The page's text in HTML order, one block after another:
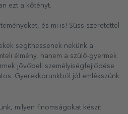
ezt a kötényt.
és mi is! Süss szeretettel
segíthessenek nekünk a
élmény, hanem a szülő-gyermek
jövőbeli személyiségfejlődése
Gyerekkorunkból jól emlékszünk
milyen finomságokat készít